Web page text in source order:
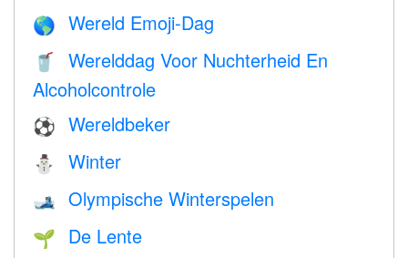
🌎 Wereld Emoji-Dag
🥤
Werelddag Voor Nuchterheid En
Alcoholcontrole
⚽ Wereldbeker
⛄ Winter
🎿 Olympische Winterspelen
🌱 De Lente